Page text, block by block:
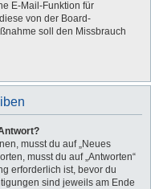
E-Mail-Funktion für
von der Board-
soll den Missbrauch
musst du auf „Neues
musst du auf „Antworten“
erforderlich ist, bevor du
sind jeweils am Ende